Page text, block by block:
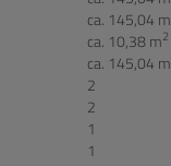
ca. 145,04 m
ca. 10,38 m2
ca. 145,04 m
2
2
1
1